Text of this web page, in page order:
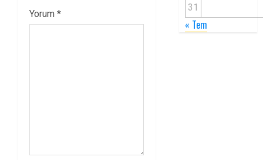
Yorum *
31
« Tem